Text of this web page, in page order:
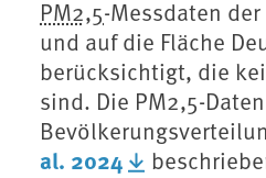
PM2,5-Messdaten
und auf die Fläche
berücksichtigt, die
sind. Die PM2,5-
al. 2024